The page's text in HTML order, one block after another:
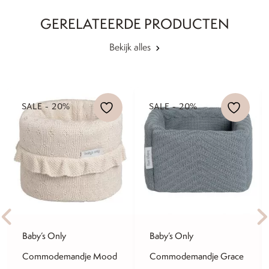
GERELATEERDE PRODUCTEN
Bekijk alles
SALE - 20%
Baby’s Only
Commodemandje Mood
SALE - 20%
Baby’s Only
Commodemandje Grace